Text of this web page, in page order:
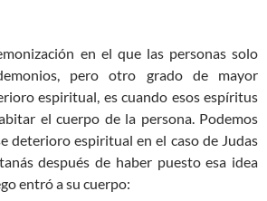
en el que las personas solo
pero otro grado de mayor
espiritual, es cuando esos espíritus
el cuerpo de la persona. Podemos
deterioro espiritual en el caso de Judas
después de haber puesto esa idea
entró a su cuerpo: